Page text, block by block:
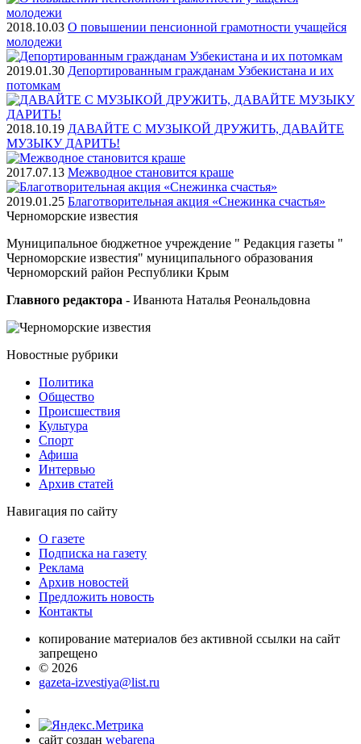
2018.10.03 О повышении пенсионной грамотности учащейся
молодежи
2019.01.30 Депортированным гражданам Узбекистана и их
потомкам
2018.10.19 ДАВАЙТЕ С МУЗЫКОЙ ДРУЖИТЬ, ДАВАЙТЕ
МУЗЫКУ ДАРИТЬ!
2017.07.13 Межводное становится краше
2019.01.25 Благотворительная акция «Снежинка счастья»
Черноморские известия
Муниципальное бюджетное учреждение " Редакция газеты "
Черноморские известия" муниципального образования
Черноморский район Республики Крым
Главного редактора - Иванюта Наталья Реональдовна
Новостные рубрики
Политика
Общество
Проиcшествия
Культура
Спорт
Афиша
Интервью
Архив статей
Навигация по сайту
О газете
Подписка на газету
Реклама
Архив новостей
Предложить новость
Контакты
копирование материалов без активной ссылки на сайт
запрещено
© 2026
gazeta-izvestiya@list.ru
сайт создан webarena